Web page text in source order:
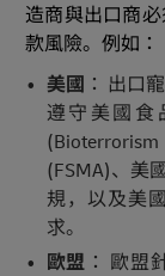
造商與出口商
款風險。例如：
美國 ： 出口
遵守美國食
(FSMA)、美
規，以及美
求。
歐盟 ： 歐盟